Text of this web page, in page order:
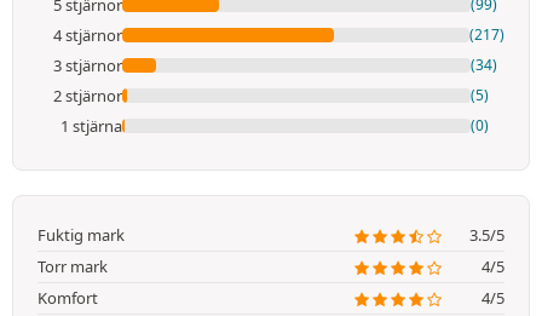
5 stjärnor (99)
4 stjärnor (217)
3 stjärnor (34)
2 stjärnor (5)
1 stjärna (0)
Fuktig mark
3.5/5
Torr mark
4/5
Komfort
4/5